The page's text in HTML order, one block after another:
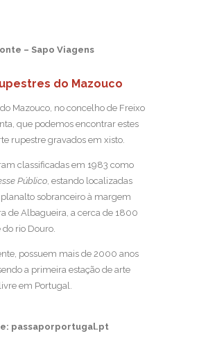
– Sapo Viagens
do Mazouco
Mazouco, no concelho de Freixo
que podemos encontrar estes
rupestre gravados em xisto.
classificadas em 1983 como
Público, estando localizadas
sobranceiro à margem
de Albagueira, a cerca de 1800
rio Douro.
possuem mais de 2000 anos
a primeira estação de arte
em Portugal.
passaporportugal.pt